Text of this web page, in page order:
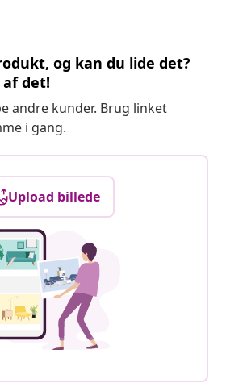
og kan du lide det?
det!
andre kunder. Brug linket
i gang.
Upload billede